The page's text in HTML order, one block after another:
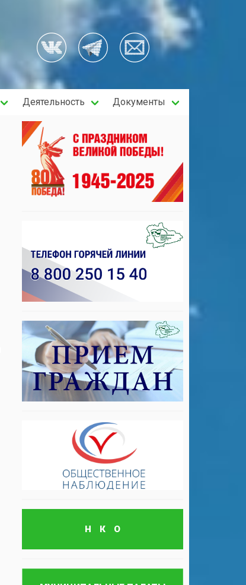
Деятельность Документы